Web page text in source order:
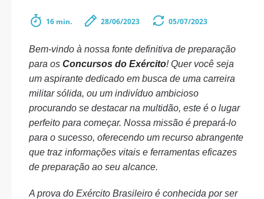
16 min. 28/06/2023 05/07/2023
Bem-vindo à nossa fonte definitiva de preparação
para os Concursos do Exército! Quer você seja
um aspirante dedicado em busca de uma carreira
militar sólida, ou um indivíduo ambicioso
procurando se destacar na multidão, este é o lugar
perfeito para começar. Nossa missão é prepará-lo
para o sucesso, oferecendo um recurso abrangente
que traz informações vitais e ferramentas eficazes
de preparação ao seu alcance.
A prova do Exército Brasileiro é conhecida por ser